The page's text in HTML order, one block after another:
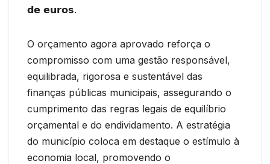
𝗱𝗲 𝗲𝘂𝗿𝗼𝘀.
O orçamento agora aprovado reforça o
compromisso com uma gestão responsável,
equilibrada, rigorosa e sustentável das
finanças públicas municipais, assegurando o
cumprimento das regras legais de equilíbrio
orçamental e do endividamento. A estratégia
do município coloca em destaque o estímulo à
economia local, promovendo o